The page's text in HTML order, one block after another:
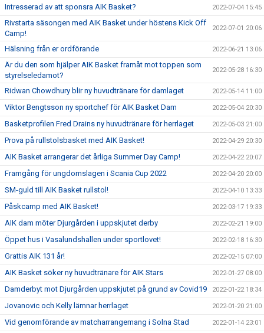
Intresserad av att sponsra AIK Basket? 2022-07-04 15:45
Rivstarta säsongen med AIK Basket under höstens Kick Off
Camp!
2022-07-01 20:06
Hälsning från er ordförande 2022-06-21 13:06
Är du den som hjälper AIK Basket framåt mot toppen som
styrelseledamot?
2022-05-28 16:30
Ridwan Chowdhury blir ny huvudtränare för damlaget 2022-05-14 11:00
Viktor Bengtsson ny sportchef för AIK Basket Dam 2022-05-04 20:30
Basketprofilen Fred Drains ny huvudtränare för herrlaget 2022-05-03 21:00
Prova på rullstolsbasket med AIK Basket! 2022-04-29 20:30
AIK Basket arrangerar det årliga Summer Day Camp! 2022-04-22 20:07
Framgång för ungdomslagen i Scania Cup 2022 2022-04-20 20:00
SM-guld till AIK Basket rullstol! 2022-04-10 13:33
Påskcamp med AIK Basket! 2022-03-17 19:33
AIK dam möter Djurgården i uppskjutet derby 2022-02-21 19:00
Öppet hus i Vasalundshallen under sportlovet! 2022-02-18 16:30
Grattis AIK 131 år! 2022-02-15 07:00
AIK Basket söker ny huvudtränare för AIK Stars 2022-01-27 08:00
Damderbyt mot Djurgården uppskjutet på grund av Covid19 2022-01-22 18:34
Jovanovic och Kelly lämnar herrlaget 2022-01-20 21:00
Vid genomförande av matcharrangemang i Solna Stad 2022-01-14 23:01